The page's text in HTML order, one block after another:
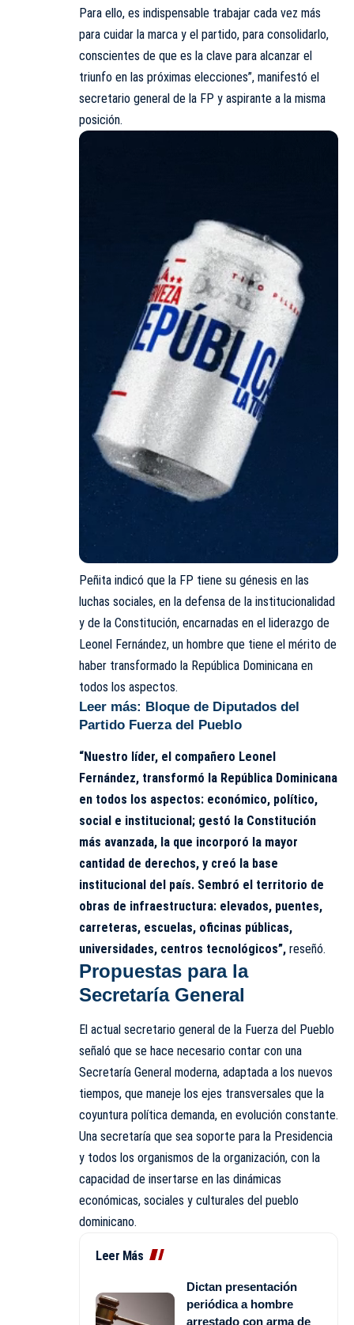
Para ello, es indispensable trabajar cada vez más
para cuidar la marca y el partido, para consolidarlo,
conscientes de que es la clave para alcanzar el
triunfo en las próximas elecciones”, manifestó el
secretario general de la FP y aspirante a la misma
posición.
Peñita indicó que la FP tiene su génesis en las
luchas sociales, en la defensa de la institucionalidad
y de la Constitución, encarnadas en el liderazgo de
Leonel Fernández, un hombre que tiene el mérito de
haber transformado la República Dominicana en
todos los aspectos.
Leer más: Bloque de Diputados del
Partido Fuerza del Pueblo
“Nuestro líder, el compañero Leonel
Fernández, transformó la República Dominicana
en todos los aspectos: económico, político,
social e institucional; gestó la Constitución
más avanzada, la que incorporó la mayor
cantidad de derechos, y creó la base
institucional del país. Sembró el territorio de
obras de infraestructura: elevados, puentes,
carreteras, escuelas, oficinas públicas,
universidades, centros tecnológicos”, reseñó.
Propuestas para la
Secretaría General
El actual secretario general de la Fuerza del Pueblo
señaló que se hace necesario contar con una
Secretaría General moderna, adaptada a los nuevos
tiempos, que maneje los ejes transversales que la
coyuntura política demanda, en evolución constante.
Una secretaría que sea soporte para la Presidencia
y todos los organismos de la organización, con la
capacidad de insertarse en las dinámicas
económicas, sociales y culturales del pueblo
dominicano.
Leer Más
Dictan presentación
periódica a hombre
arrestado con arma de